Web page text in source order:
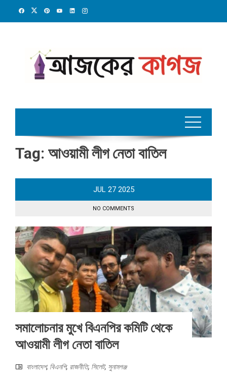
Tag: আওয়ামী লীগ নেতা বাতিল
JUL 27 2025
NO COMMENTS
সমালোচনার মুখে বিএনপির কমিটি থেকে
আওয়ামী লীগ নেতা বাতিল
বাংলাদেশ, বিএনপি, রাজনীতি, সিলেট, সুনামগঞ্জ